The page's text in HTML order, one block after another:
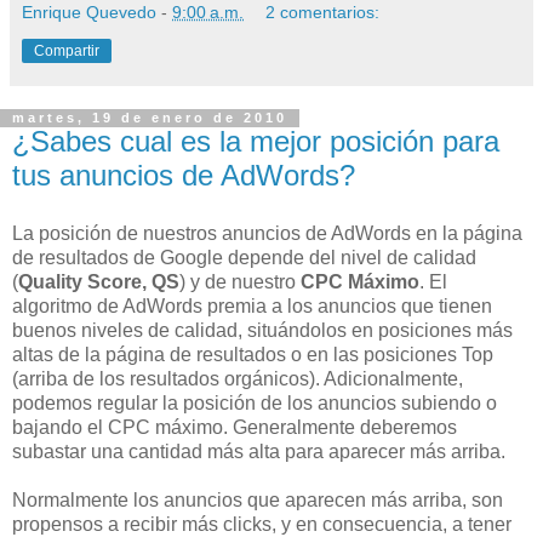
Enrique Quevedo - 9:00 a.m. 2 comentarios:
Compartir
martes, 19 de enero de 2010
¿Sabes cual es la mejor posición para
tus anuncios de AdWords?
La posición de nuestros anuncios de AdWords en la página
de resultados de Google depende del nivel de calidad
(Quality Score, QS) y de nuestro CPC Máximo. El
algoritmo de AdWords premia a los anuncios que tienen
buenos niveles de calidad, situándolos en posiciones más
altas de la página de resultados o en las posiciones Top
(arriba de los resultados orgánicos). Adicionalmente,
podemos regular la posición de los anuncios subiendo o
bajando el CPC máximo. Generalmente deberemos
subastar una cantidad más alta para aparecer más arriba.
Normalmente los anuncios que aparecen más arriba, son
propensos a recibir más clicks, y en consecuencia, a tener